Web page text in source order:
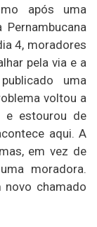
após uma
4, moradores
pela via e a
uma
voltou a
e estourou de
aqui. A
em vez de
moradora.
chamado